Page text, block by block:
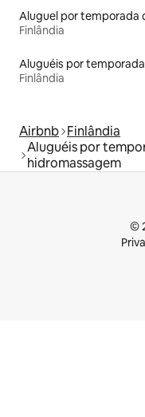
Finlândia
Finlândia
Airbnb Finlândia
Aluguéis por
hidromassagem
©